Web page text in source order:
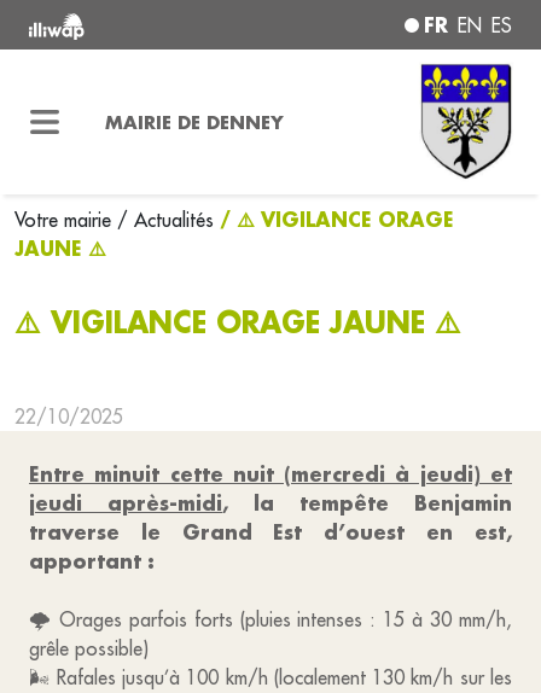
FR EN ES
MAIRIE DE DENNEY
Votre mairie / Actualités / ⚠️ VIGILANCE ORAGE
JAUNE ⚠️
⚠️ VIGILANCE ORAGE JAUNE ⚠️
22/10/2025
Entre minuit cette nuit (mercredi à jeudi) et
jeudi après-midi, la tempête Benjamin
traverse le Grand Est d’ouest en est,
apportant :
🌩 Orages parfois forts (pluies intenses : 15 à 30 mm/h,
grêle possible)
🌬 Rafales jusqu’à 100 km/h (localement 130 km/h sur les